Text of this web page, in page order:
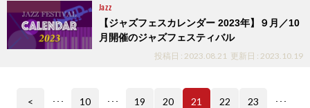
Jazz
【ジャズフェスカレンダー 2023年】９月／10
月開催のジャズフェスティバル
投稿日 : 2023.08.21 更新日 : 2023.10.19
< ･･･ 10 ･･･ 19 20 21 22 23 ･･･